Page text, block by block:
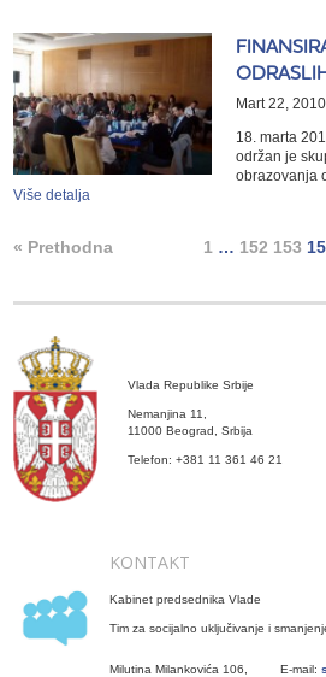
Mart 22,
18. marta
održan je
obrazovanja
Više detalja
« Prethodna 1 … 152 153
Vlada Republike Srbije
Nemanjina 11,
11000 Beograd, Srbija
Telefon: +381 11 361 46 21
KONTAKT
Kabinet predsednika Vlade
Tim za socijalno uključivanje i
Milutina Milankovića 106, E-mail: